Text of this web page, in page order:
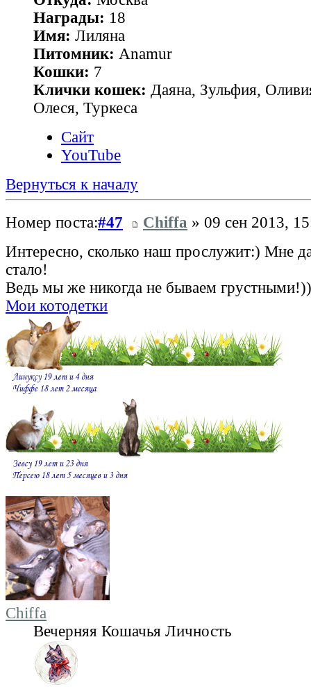
Награды: 18
Имя: Лиляна
Питомник: Anamur
Кошки: 7
Клички кошек: Даяна, Зульфия,
Олеся, Туркеса
Сайт
YouTube
Вернуться к началу
Номер поста:#47 Chiffa » 09 сен 2013,
Интересно, сколько наш прослужит:) Мне
стало!
Ведь мы же никогда не бываем грустными!))
Мои котодетки
Chiffa
Вечерняя Кошачья Личность